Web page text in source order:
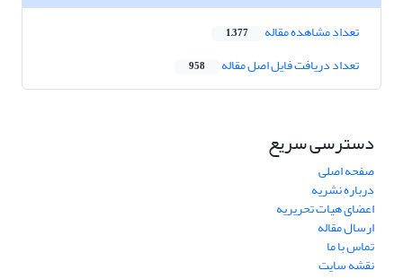
تعداد مشاهده مقاله 1,377
تعداد دریافت فایل اصل مقاله 958
دسترسی سریع
صفحه اصلی
درباره نشریه
اعضای هیات تحریریه
ارسال مقاله
تماس با ما
نقشه سایت